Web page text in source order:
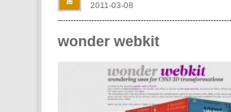
wonder webkit
2011-03-08